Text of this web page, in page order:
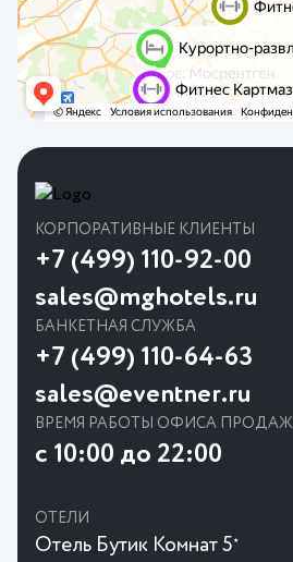
КОРПОРАТИВНЫЕ КЛИЕНТЫ
+7 (499) 110-92-00
sales@mghotels.ru
БАНКЕТНАЯ СЛУЖБА
+7 (499) 110-64-63
sales@eventner.ru
ВРЕМЯ РАБОТЫ ОФИСА ПРОДАЖ
с 10:00 до 22:00
ОТЕЛИ
Отель Бутик Комнат 5★